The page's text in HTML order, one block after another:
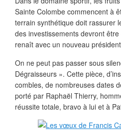
Sainte Colombe commencent à
terrain synthétique doit rassurer
des investissements devront
renaît avec un nouveau
On ne peut pas passer sous
Dégraisseurs ». Cette pièce,
combles, de nombreuses dates
porté par Raphaël Thierry,
réussite totale, bravo à lui et à